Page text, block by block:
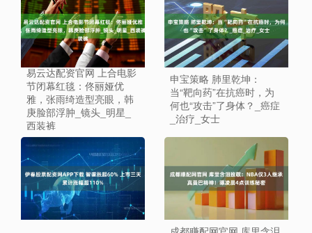
易云达配资官网 上合电影
节闭幕红毯：佟丽娅优
雅，张雨绮造型亮眼，韩
庚脸部浮肿_镜头_明星_
西装裤
申宝策略 肺里乾坤：
当“靶向药”在抗癌时，为
何也“攻击”了身体？_癌症
_治疗_女士